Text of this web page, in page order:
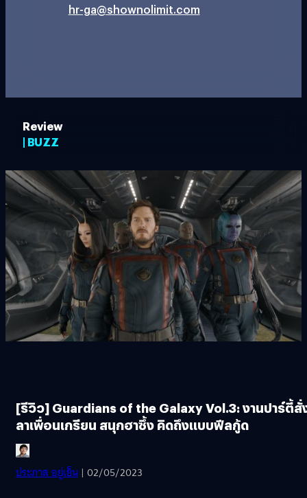
hr-ga@shownolimit.com
Review
| BUZZ
[รีวิว] Guardians of the Galaxy Vol.3: งานปาร์ตี้สั่
ลาเพื่อนเกรียน สนุกฮาซึ้ง คิดถึงแบบฟีลกู้ด
ประภาส อยู่เย็น | 02/05/2023